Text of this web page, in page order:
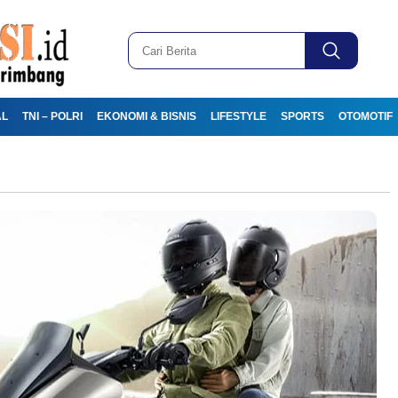
TNI – POLRI EKONOMI & BISNIS LIFESTYLE SPORTS OTOMOTIF